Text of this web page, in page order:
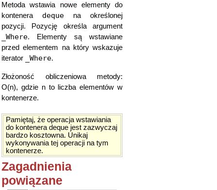
Metoda wstawia nowe elementy do
kontenera deque na określonej
pozycji. Pozycję określa argument
_Where. Elementy są wstawiane
przed elementem na który wskazuje
iterator
_Where.
Złożoność obliczeniowa metody:
O(n), gdzie n to liczba elementów w
kontenerze.
Pamiętaj, że operacja wstawiania
do kontenera deque jest zazwyczaj
bardzo kosztowna. Unikaj
wykonywania tej operacji na tym
kontenerze.
Zagadnienia
powiązane